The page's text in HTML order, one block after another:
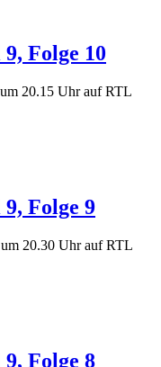
Folge 10
20.15 Uhr auf RTL
Folge 9
20.30 Uhr auf RTL
Folge 8